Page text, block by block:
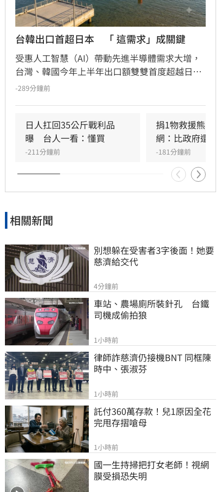
台韓出口首超日本　「 這需求」成關鍵
受惠人工智慧（AI）帶動先進半導體需求大增，
台灣、韓國今年上半年出口額雙雙首度超越日
本。相較之下，日本的優勢主要侷限於半導體相
-289分鐘前
日人扛回35公斤戰利品
曝　台人一看：懂買
-211分鐘前
捐1物救援熊本
網：比政府還有
-181分鐘前
相關新聞
別想躲在受害者3字後面！她要
慈濟給交代
4分鐘前
車站、農場廁所裝針孔　台鐵
司機成偷拍狼
1小時前
律師詐慈濟仍接機BNT 同框陳
時中、張淑芬
1小時前
託付360萬存款！兒1原因全花
完甩存摺嗆母
1小時前
國一生持掃把打女老師！視網
膜受損恐失明